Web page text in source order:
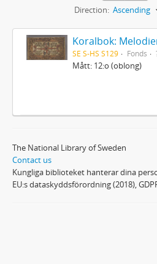
Direction: Ascending
SE S-HS S129 Fonds
Mått: 12:o (oblong)
The National Library of Sweden
Contact us
Kungliga biblioteket hanterar dina
EU:s dataskyddsförordning (2018),